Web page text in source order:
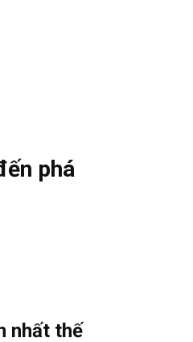
phá
nhất thế